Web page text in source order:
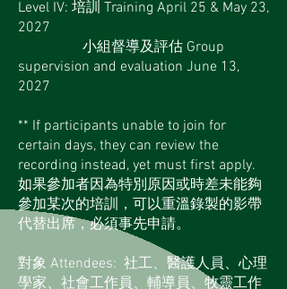
Level IV: 培訓 Training April 25 & May 23,
2027
小組督導及評估 Group
supervision and evaluation June 13,
2027
** If participants unable to join for
certain days, they can review the
recording instead, yet must first apply.
如果參加者因為特別原因或時差未能夠
參加某次的培訓，可以重溫錄製的影帶
代替出席，必須事先申請。
對象 Attendees: 社工、醫護人員、心理
學家、社會工作員、輔導員、牧靈工作